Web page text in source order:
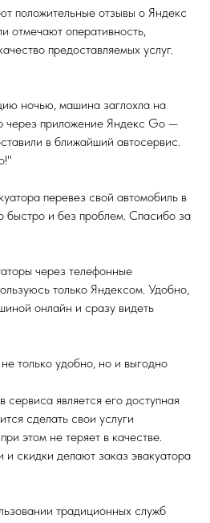
положительные отзывы о Яндекс
отмечают оперативность,
предоставляемых услуг.
ночью, машина заглохла на
через приложение Яндекс Go —
в ближайший автосервис.
перевез свой автомобиль в
быстро и без проблем. Спасибо за
через телефонные
только Яндексом. Удобно,
онлайн и сразу видеть
только удобно, но и выгодно
является его доступная
сделать свои услуги
этом не теряет в качестве.
и скидки делают заказ эвакуатора
традиционных служб